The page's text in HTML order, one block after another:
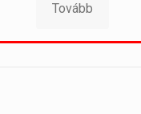
Tovább